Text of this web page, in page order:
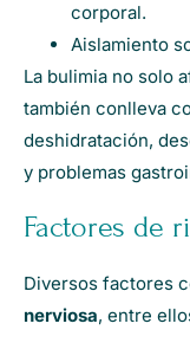
corporal.
Aislamiento
La bulimia no solo
también conlleva
deshidratación,
y problemas
Factores de
Diversos factores
nerviosa, entre